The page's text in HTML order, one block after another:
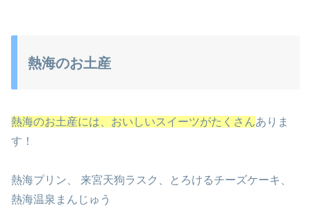
熱海のお土産
熱海のお土産には、おいしいスイーツがたくさんありま
す！
熱海プリン、 来宮天狗ラスク、とろけるチーズケーキ、
熱海温泉まんじゅう